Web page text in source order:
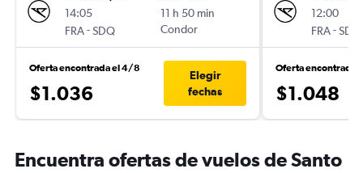
14:05
FRA-SDQ
11 h 50 min
Condor
Oferta encontrada el 4/8
$1.036
Elegir
fechas
12:00
FRA-SDQ
Oferta encontrada
$1.048
Encuentra ofertas de vuelos de Santo